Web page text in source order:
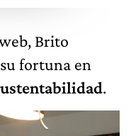
Brito
fortuna en
.